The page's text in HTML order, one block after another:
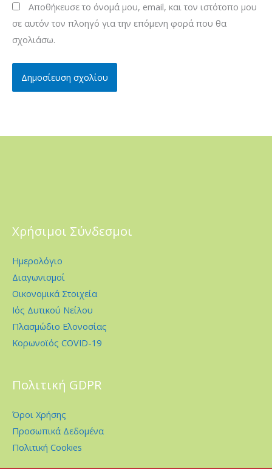
Αποθήκευσε το όνομά μου, email, και τον ιστότοπο μου
σε αυτόν τον πλοηγό για την επόμενη φορά που θα
σχολιάσω.
Χρήσιμοι Σύνδεσμοι
Ημερολόγιο
Διαγωνισμοί
Οικονομικά Στοιχεία
Ιός Δυτικού Νείλου
Πλασμώδιο Ελονοσίας
Κορωνοϊός COVID-19
Πολιτική GDPR
Όροι Χρήσης
Προσωπικά Δεδομένα
Πολιτική Cookies